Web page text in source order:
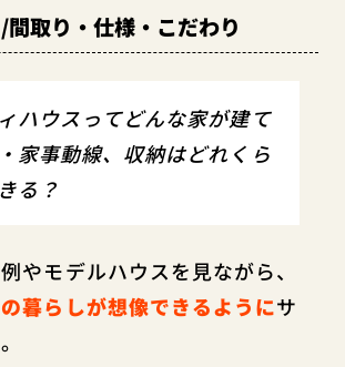
取り・仕様・こだわり
ハウスってどんな家が建て
家事動線、収納はどれくら
る？
やモデルハウスを見ながら、
暮らしが想像できるようにサ